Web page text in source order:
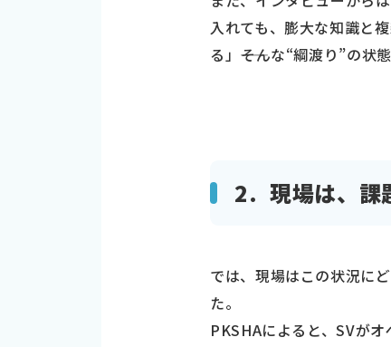
入れても、膨大な知識と
る」――そんな“綱渡り”の状
2. 現場は、課
では、現場はこの状況に
た。
PKSHAによると、SVが